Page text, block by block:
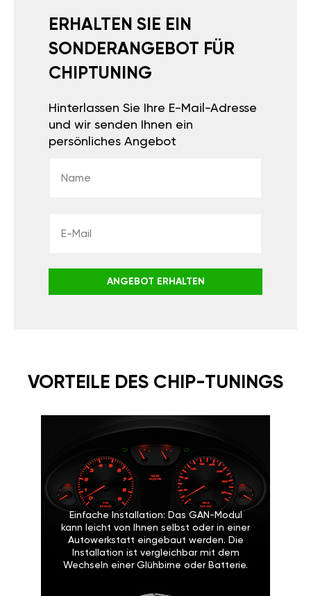
ERHALTEN SIE EIN
SONDERANGEBOT FÜR
CHIPTUNING
Hinterlassen Sie Ihre E-Mail-Adresse
und wir senden Ihnen ein
persönliches Angebot
ANGEBOT ERHALTEN
VORTEILE DES CHIP-TUNINGS
Einfache Installation: Das GAN-Modul
kann leicht von Ihnen selbst oder in einer
Autowerkstatt eingebaut werden. Die
Installation ist vergleichbar mit dem
Wechseln einer Glühbirne oder Batterie.